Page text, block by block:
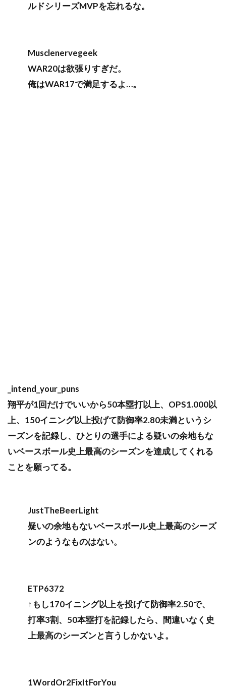
ルドシリーズMVPを忘れるな。
Musclenervegeek
WAR20は欲張りすぎだ。
俺はWAR17で満足するよ…。
_intend_your_puns
翔平が1回だけでいいから50本塁打以上、OPS1.000以
上、150イニング以上投げて防御率2.80未満というシ
ーズンを記録し、ひとりの選手による疑いの余地もな
いベースボール史上最高のシーズンを達成してくれる
ことを願ってる。
JustTheBeerLight
疑いの余地もないベースボール史上最高のシーズ
ンのようなものはない。
ETP6372
↑もし170イニング以上を投げて防御率2.50で、
打率3割、50本塁打を記録したら、間違いなく史
上最高のシーズンと言うしかないよ。
1WordOr2FixItForYou